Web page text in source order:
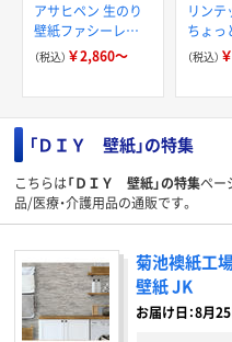
アサヒペン 生のり
壁紙ファシーレ
92CMX2.5M OKN-3
（税込） ￥2,860～
リンテ
ちょっ
（税込）
「ＤＩＹ 壁紙」の特集
こちらは「ＤＩＹ 壁紙」の特集ペー
品/医療・介護用品の通販です。
菊池襖紙工
壁紙 JK
お届け日：8月25